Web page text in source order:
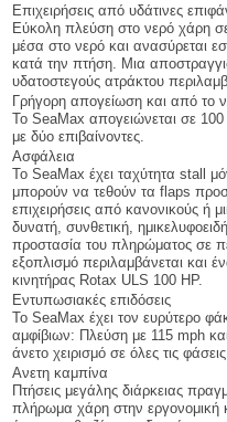
Επιχειρήσεις από υδάτινες
Εύκολη πλεύση στο νερό χάρη
μέσα στο νερό και ανασύρεται
κατά την πτήση. Μια
υδατοστεγούς ατράκτου
Γρήγορη απογείωση και από το
Το SeaMax απογειώνεται σε 100
με δύο επιβαίνοντες.
Ασφάλεια
Το SeaMax έχει ταχύτητα stall
μπορούν να τεθούν τα flaps
επιχειρήσεις από κανονικούς ή
δυνατή, συνθετική,
προστασία του πληρώματος σε
εξοπλισμό περιλαμβάνεται και
κινητήρας Rotax ULS 100 HP.
Εντυπωσιακές επιδόσεις
Το SeaMax έχει τον ευρύτερο
αμφίβιων: Πλεύση με 115 mph
άνετο χειρισμό σε όλες τις
Ανετη καμπίνα
Πτήσεις μεγάλης διάρκειας
πλήρωμα χάρη στην εργονομική